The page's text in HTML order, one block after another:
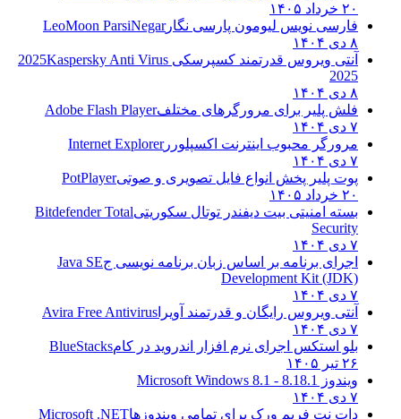
فارسی نویس لیومون پارسی نگار LeoMoon ParsiNegar
آنتی ویروس قدرتمند کسپرسکی 2025Kaspersky Anti Virus
فلش پلیر برای مرورگرهای مختلفAdobe Flash Player
مرورگر محبوب اینترنت اکسپلوررInternet Explorer
پوت پلیر پخش انواع فایل تصویری و صوتیPotPlayer
بسته امنیتی بیت دیفندر توتال سکوریتیBitdefender Total
Security
اجرای برنامه بر اساس زبان برنامه نویسی جJava SE
Development Kit (JDK)
آنتی ویروس رایگان و قدرتمند آویراAvira Free Antivirus
بلو استکس اجرای نرم افزار اندروید در کامBlueStacks
ویندوز 8.18.1 - Microsoft Windows 8.1
دات نت فریم ورک برای تمامی ویندوزهاMicrosoft .NET